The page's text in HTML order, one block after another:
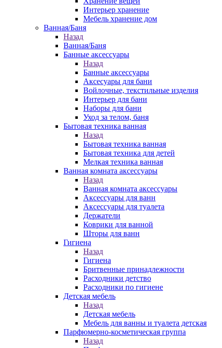
Интерьер хранение
Мебель хранение дом
Ванная/Баня
Назад
Ванная/Баня
Банные аксессуары
Назад
Банные аксессуары
Аксесуары для бани
Войлочные, текстильные изделия
Интерьер для бани
Наборы для бани
Уход за телом, баня
Бытовая техника ванная
Назад
Бытовая техника ванная
Бытовая техника для детей
Мелкая техника ванная
Ванная комната аксессуары
Назад
Ванная комната аксессуары
Аксессуары для ванн
Аксессуары для туалета
Держатели
Коврики для ванной
Шторы для ванн
Гигиена
Назад
Гигиена
Бритвенные принадлежности
Расходники детство
Расходники по гигиене
Детская мебель
Назад
Детская мебель
Мебель для ванны и туалета детская
Парфюмерно-косметическая группа
Назад